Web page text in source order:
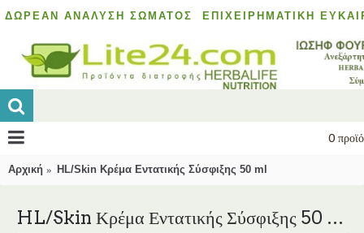
ΔΩΡΕΆΝ ΑΝΆΛΥΣΗ ΣΏΜΑΤΟΣ ΕΠΙΧΕΙΡΗΜΑΤΙΚΉ
0
Αρχική HL/Skin Κρέμα Εντατικής Σύσφιξης 50 ml
HL/Skin Κρέμα Εντατικής Σύσφιξης 50 ml